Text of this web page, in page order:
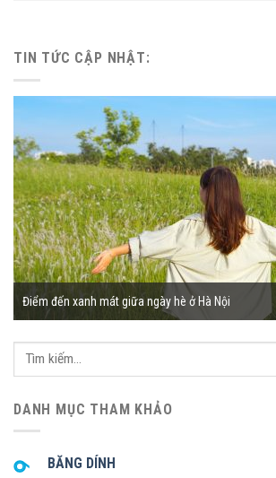
TIN TỨC CẬP NHẬT:
Điểm đến xanh mát giữa ngày hè ở Hà Nội
Tìm
DANH MỤC THAM KHẢO
BĂNG DÍNH